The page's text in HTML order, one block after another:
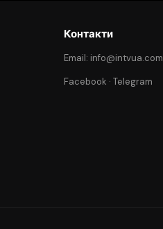
Контакти
Email: info@intvua.com
Facebook ·Telegram